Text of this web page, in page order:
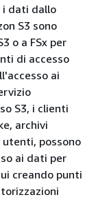
i dati dallo
S3 sono
o a FSx per
di accesso
ai
S3, i clienti
archivi
possono
ai dati per
creando punti